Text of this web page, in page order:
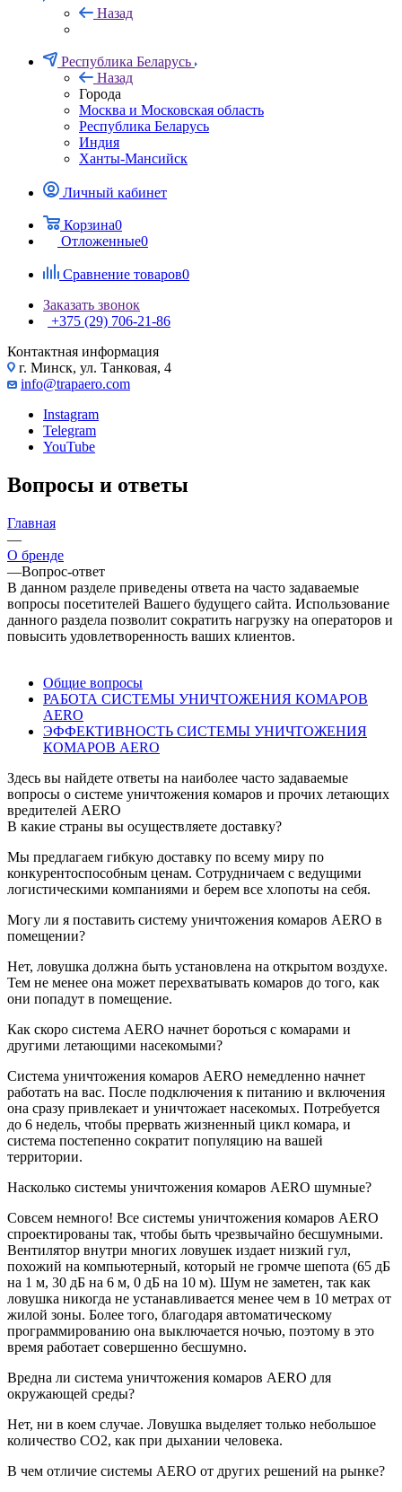
Нaзад
Республика Беларусь
Назад
Города
Москва и Московская область
Республика Беларусь
Индия
Ханты-Мансийск
Личный кабинет
Корзина0
Отложенные0
Сравнение товаров0
Заказать звонок
+375 (29) 706-21-86
Контактная информация
г. Минск, ул. Танковая, 4
info@trapaero.com
Instagram
Telegram
YouTube
Вопросы и ответы
Главная
—
О бренде
—Вопрос-ответ
В данном разделе приведены ответа на часто задаваемые
вопросы посетителей Вашего будущего сайта. Использование
данного раздела позволит сократить нагрузку на операторов и
повысить удовлетворенность ваших клиентов.
Общие вопросы
РАБОТА СИСТЕМЫ УНИЧТОЖЕНИЯ КОМАРОВ
AERO
ЭФФЕКТИВНОСТЬ СИСТЕМЫ УНИЧТОЖЕНИЯ
КОМАРОВ AERO
Здесь вы найдете ответы на наиболее часто задаваемые
вопросы о системе уничтожения комаров и прочих летающих
вредителей AERO
В какие страны вы осуществляете доставку?
Мы предлагаем гибкую доставку по всему миру по
конкурентоспособным ценам. Сотрудничаем с ведущими
логистическими компаниями и берем все хлопоты на себя.
Могу ли я поставить систему уничтожения комаров AERO в
помещении?
Нет, ловушка должна быть установлена на открытом воздухе.
Тем не менее она может перехватывать комаров до того, как
они попадут в помещение.
Как скоро система AERO начнет бороться с комарами и
другими летающими насекомыми?
Система уничтожения комаров AERO немедленно начнет
работать на вас. После подключения к питанию и включения
она сразу привлекает и уничтожает насекомых. Потребуется
до 6 недель, чтобы прервать жизненный цикл комара, и
система постепенно сократит популяцию на вашей
территории.
Насколько системы уничтожения комаров AERO шумные?
Совсем немного! Все системы уничтожения комаров AERO
спроектированы так, чтобы быть чрезвычайно бесшумными.
Вентилятор внутри многих ловушек издает низкий гул,
похожий на компьютерный, который не громче шепота (65 дБ
на 1 м, 30 дБ на 6 м, 0 дБ на 10 м). Шум не заметен, так как
ловушка никогда не устанавливается менее чем в 10 метрах от
жилой зоны. Более того, благодаря автоматическому
программированию она выключается ночью, поэтому в это
время работает совершенно бесшумно.
Вредна ли система уничтожения комаров AERO для
окружающей среды?
Нет, ни в коем случае. Ловушка выделяет только небольшое
количество CO2, как при дыхании человека.
В чем отличие системы AERO от других решений на рынке?